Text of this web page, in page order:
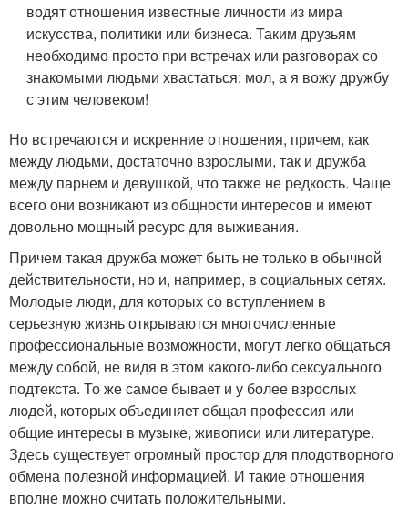
водят отношения известные личности из мира
искусства, политики или бизнеса. Таким друзьям
необходимо просто при встречах или разговорах со
знакомыми людьми хвастаться: мол, а я вожу дружбу
с этим человеком!
Но встречаются и искренние отношения, причем, как
между людьми, достаточно взрослыми, так и дружба
между парнем и девушкой, что также не редкость. Чаще
всего они возникают из общности интересов и имеют
довольно мощный ресурс для выживания.
Причем такая дружба может быть не только в обычной
действительности, но и, например, в социальных сетях.
Молодые люди, для которых со вступлением в
серьезную жизнь открываются многочисленные
профессиональные возможности, могут легко общаться
между собой, не видя в этом какого-либо сексуального
подтекста. То же самое бывает и у более взрослых
людей, которых объединяет общая профессия или
общие интересы в музыке, живописи или литературе.
Здесь существует огромный простор для плодотворного
обмена полезной информацией. И такие отношения
вполне можно считать положительными.